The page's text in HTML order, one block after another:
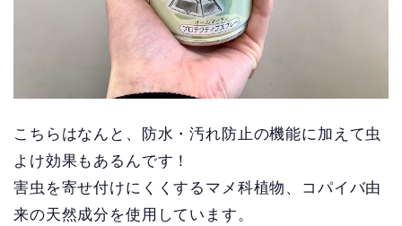
こちらはなんと、防水・汚れ防止の機能に加えて虫
よけ効果もあるんです！
害虫を寄せ付けにくくするマメ科植物、コパイバ由
来の天然成分を使用しています。